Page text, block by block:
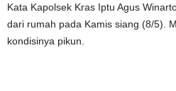
Kata Kapolsek Kras Iptu Agus
dari rumah pada Kamis siang (8/5).
kondisinya pikun.